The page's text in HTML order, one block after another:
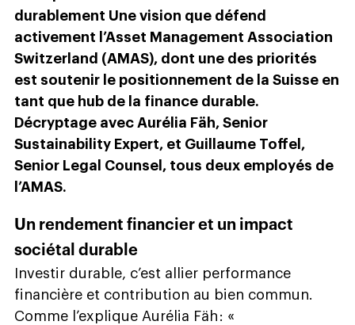
durablement Une vision que défend
activement l’Asset Management Association
Switzerland (AMAS), dont une des priorités
est soutenir le positionnement de la Suisse en
tant que hub de la finance durable.
Décryptage avec Aurélia Fäh, Senior
Sustainability Expert, et Guillaume Toffel,
Senior Legal Counsel, tous deux employés de
l’AMAS.
Un rendement financier et un impact
sociétal durable
Investir durable, c’est allier performance
financière et contribution au bien commun.
Comme l’explique Aurélia Fäh : «